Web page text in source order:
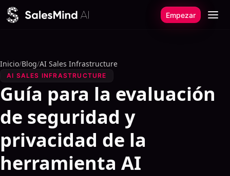
Ir al contenido
Empezar
Inicio/Blog/AI Sales Infrastructure
AI SALES INFRASTRUCTURE
Guía para la evaluación
de seguridad y
privacidad de la
herramienta AI